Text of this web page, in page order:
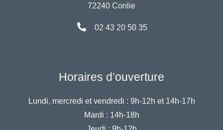
72240 Conlie
02 43 20 50 35
Horaires d’ouverture
Lundi, mercredi et vendredi : 9h-12h et 14h-17h
Mardi : 14h-18h